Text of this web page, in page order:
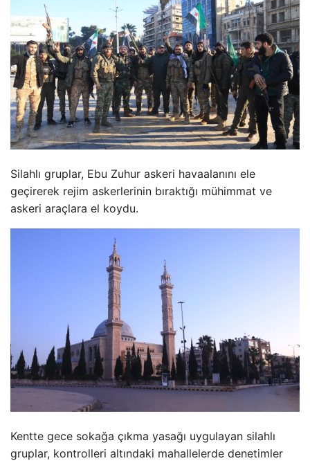
Silahlı gruplar, Ebu Zuhur askeri havaalanını ele
geçirerek rejim askerlerinin bıraktığı mühimmat ve
askeri araçlara el koydu.
Kentte gece sokağa çıkma yasağı uygulayan silahlı
gruplar, kontrolleri altındaki mahallelerde denetimler